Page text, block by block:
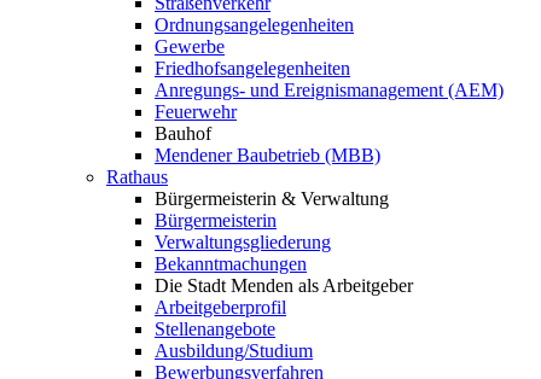
Ordnungsangelegenheiten
Gewerbe
Friedhofsangelegenheiten
Anregungs- und Ereignismanagement (AEM)
Feuerwehr
Bauhof
Mendener Baubetrieb (MBB)
Rathaus
Bürgermeisterin & Verwaltung
Bürgermeisterin
Verwaltungsgliederung
Bekanntmachungen
Die Stadt Menden als Arbeitgeber
Arbeitgeberprofil
Stellenangebote
Ausbildung/Studium
Bewerbungsverfahren